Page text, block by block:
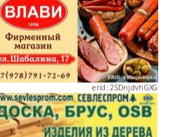
erid: 2SDnjdvhGXG